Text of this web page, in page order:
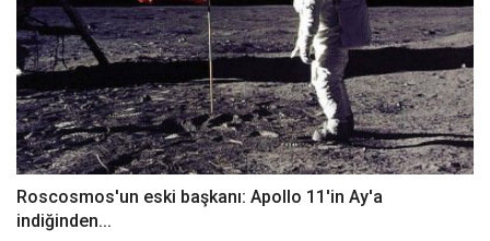
Roscosmos'un eski başkanı: Apollo 11'in Ay'a
indiğinden...